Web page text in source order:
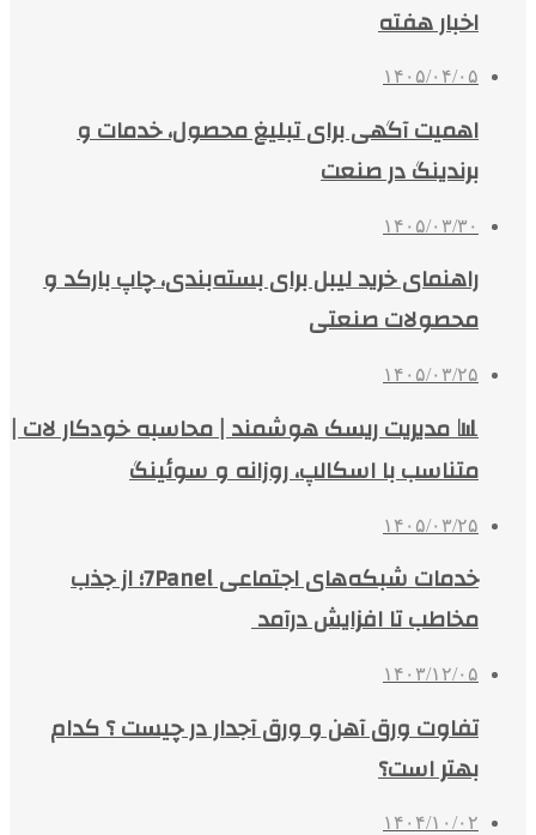
اخبار هفته
۱۴۰۵/۰۴/۰۵
اهمیت آگهی برای تبلیغ محصول، خدمات و
برندینگ در صنعت
۱۴۰۵/۰۳/۳۰
راهنمای خرید لیبل برای بسته‌بندی، چاپ بارکد و
محصولات صنعتی
۱۴۰۵/۰۳/۲۵
📊 مدیریت ریسک هوشمند | محاسبه خودکار لات |
متناسب با اسکالپ، روزانه و سوئینگ
۱۴۰۵/۰۳/۲۵
خدمات شبکه‌های اجتماعی 7Panel؛ از جذب
مخاطب تا افزایش درآمد
۱۴۰۳/۱۲/۰۵
تفاوت ورق آهن و ورق آجدار در چیست ؟ کدام
بهتر است؟
۱۴۰۴/۱۰/۰۲